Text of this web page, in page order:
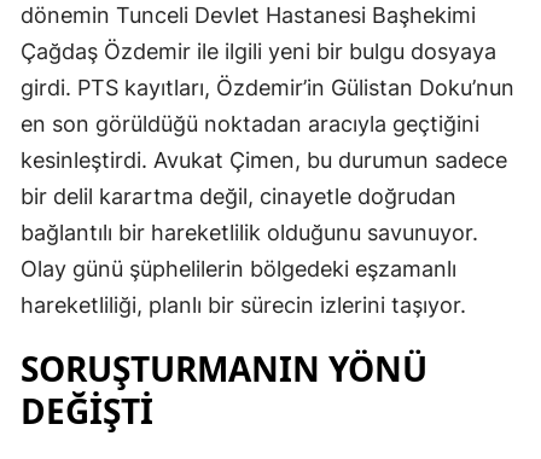
dönemin Tunceli Devlet Hastanesi Başhekimi
Çağdaş Özdemir ile ilgili yeni bir bulgu dosyaya
girdi. PTS kayıtları, Özdemir’in Gülistan Doku’nun
en son görüldüğü noktadan aracıyla geçtiğini
kesinleştirdi. Avukat Çimen, bu durumun sadece
bir delil karartma değil, cinayetle doğrudan
bağlantılı bir hareketlilik olduğunu savunuyor.
Olay günü şüphelilerin bölgedeki eşzamanlı
hareketliliği, planlı bir sürecin izlerini taşıyor.
SORUŞTURMANIN YÖNÜ
DEĞİŞTİ